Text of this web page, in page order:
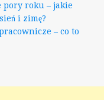
pory roku – jakie
i zimę?
– co to